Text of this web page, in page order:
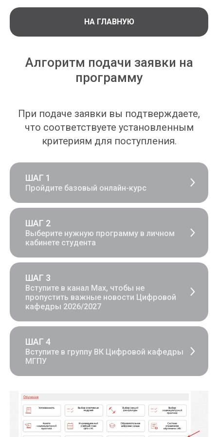
НА ГЛАВНУЮ
Алгоритм подачи заявки на
программу
При подаче заявки вы подтверждаете,
что соответствуете установленным
критериям для поступления.
ШАГ 1
Пройдите базовый онлайн-курс
ШАГ 2
Выберите нужную программу в личном
кабинете студента
ШАГ 3
Вступите в канал Мах, чтобы не
пропустить важные новости Цифровой
кафедры 2026/2027
ШАГ 4
Вступите в группу ВК Цифровой кафедры
МГПУ